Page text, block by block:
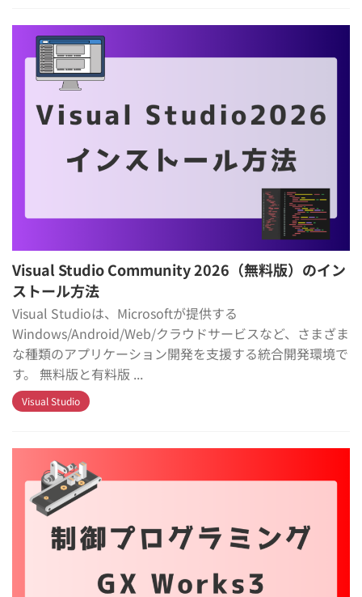
Visual Studio Community 2026（無料版）のイン
ストール方法
Visual Studioは、Microsoftが提供する
Windows/Android/Web/クラウドサービスなど、さまざま
な種類のアプリケーション開発を支援する統合開発環境で
す。 無料版と有料版 ...
Visual Studio